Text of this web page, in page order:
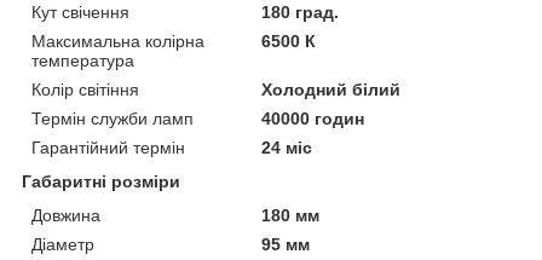
Кут свічення
180 град.
Максимальна колірна
температура
6500 К
Колір світіння
Холодний білий
Термін служби ламп
40000 годин
Гарантійний термін
24 міс
Габаритні розміри
Довжина
180 мм
Діаметр
95 мм